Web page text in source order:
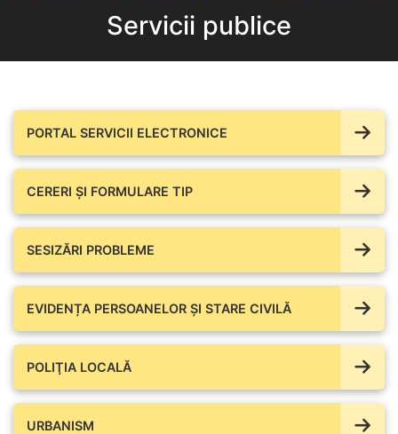
Servicii publice
PORTAL SERVICII ELECTRONICE
CERERI ȘI FORMULARE TIP
SESIZĂRI PROBLEME
EVIDENȚA PERSOANELOR ȘI STARE CIVILĂ
POLIŢIA LOCALĂ
URBANISM